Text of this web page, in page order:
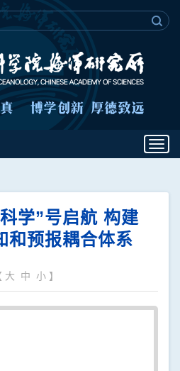
学”号启航 构建
和预报耦合体系
大 中 小 】